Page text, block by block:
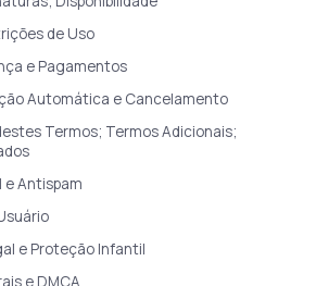
de Uso
e Pagamentos
Automática e Cancelamento
Termos; Termos Adicionais;
e Antispam
e Proteção Infantil
e DMCA